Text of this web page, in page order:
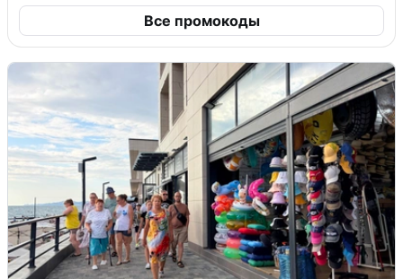
Все промокоды